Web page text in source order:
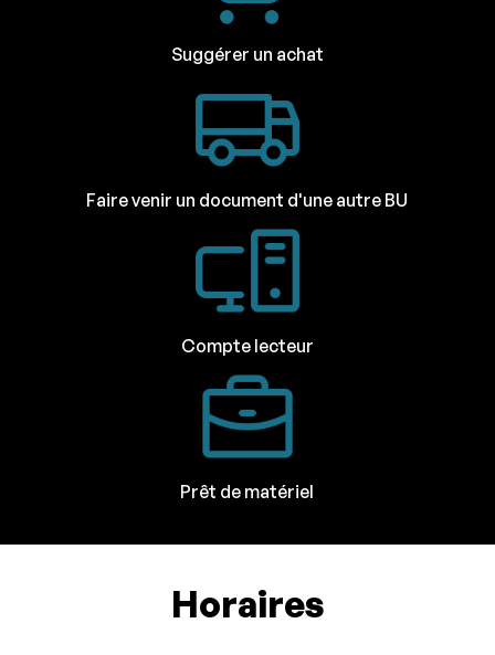
Suggérer un achat
Faire venir un document d'une autre BU
Compte lecteur
Prêt de matériel
Horaires